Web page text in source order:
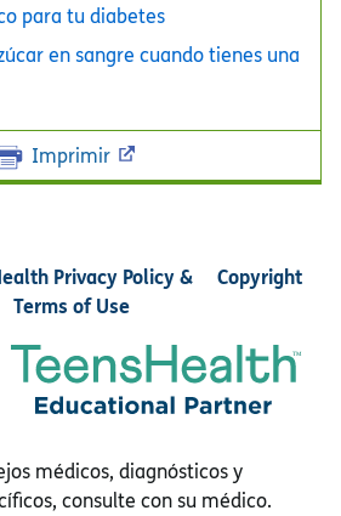
para tu diabetes
en sangre cuando tienes una
Imprimir
Privacy Policy &
Terms of Use
Copyright
médicos, diagnósticos y
consulte con su médico.